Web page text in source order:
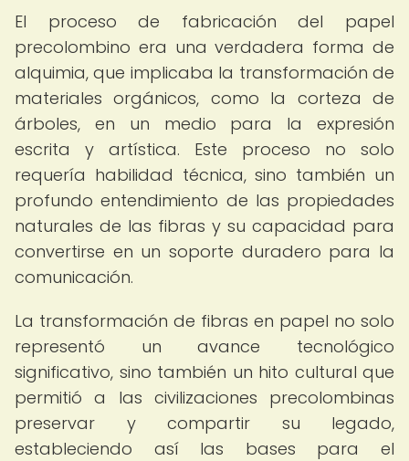
El proceso de fabricación del papel
precolombino era una verdadera forma de
alquimia, que implicaba la transformación de
materiales orgánicos, como la corteza de
árboles, en un medio para la expresión
escrita y artística. Este proceso no solo
requería habilidad técnica, sino también un
profundo entendimiento de las propiedades
naturales de las fibras y su capacidad para
convertirse en un soporte duradero para la
comunicación.
La transformación de fibras en papel no solo
representó un avance tecnológico
significativo, sino también un hito cultural que
permitió a las civilizaciones precolombinas
preservar y compartir su legado,
estableciendo así las bases para el